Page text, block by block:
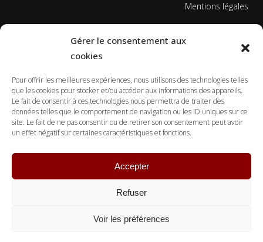
Gérer le consentement aux
cookies
Pour offrir les meilleures expériences, nous utilisons des technologies telles
que les cookies pour stocker et/ou accéder aux informations des appareils.
Le fait de consentir à ces technologies nous permettra de traiter des
données telles que le comportement de navigation ou les ID uniques sur ce
site. Le fait de ne pas consentir ou de retirer son consentement peut avoir
un effet négatif sur certaines caractéristiques et fonctions.
Accepter
Refuser
Voir les préférences
Mentions légales
© Copyright Ecole Georges Gusdorf 2017